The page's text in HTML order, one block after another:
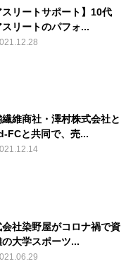
スリートサポート】10代
スリートのパフォ...
維商社・澤村株式会社と
FCと共同で、売...
会社染野屋がコロナ禍で資
の大学スポーツ...